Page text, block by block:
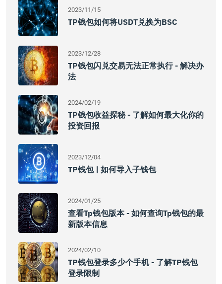
2023/11/15
TP钱包如何将USDT兑换为BSC
2023/12/28
TP钱包闪兑交易无法正常执行 - 解决办
法
2024/02/19
TP钱包收益探秘 - 了解如何最大化你的
投资回报
2023/12/04
TP钱包 | 如何导入子钱包
2024/01/25
查看tp钱包版本 - 如何查询tp钱包的最
新版本信息
2024/02/10
TP钱包登录多少个手机 - 了解TP钱包
登录限制